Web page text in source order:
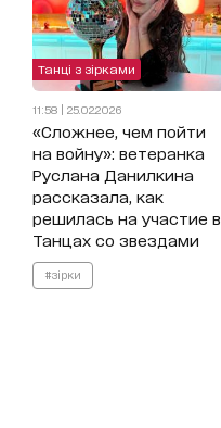
Танці з зірками
11:58 | 25.02.2026
«Сложнее, чем пойти
на войну»: ветеранка
Руслана Данилкина
рассказала, как
решилась на участие в
Танцах со звездами
#зірки